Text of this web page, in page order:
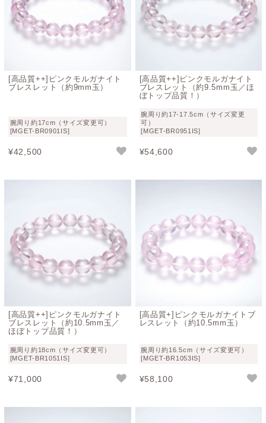
[高品質++]ピンクモルガナイト
ブレスレット（約9mm玉）
腕周り約17cm（サイズ変更可）
[MGET-BR0901IS]
¥42,500
[高品質++]ピンクモルガナイト
ブレスレット（約9.5mm玉／ほ
ぼトップ品質！）
腕周り約17-17.5cm（サイズ変更
可）
[MGET-BR0951IS]
¥54,600
[高品質++]ピンクモルガナイト
ブレスレット（約10.5mm玉／
ほぼトップ品質！）
腕周り約18cm（サイズ変更可）
[MGET-BR1051IS]
¥71,000
[高品質+]ピンクモルガナイトブ
レスレット（約10.5mm玉）
腕周り約16.5cm（サイズ変更可）
[MGET-BR1053IS]
¥58,100